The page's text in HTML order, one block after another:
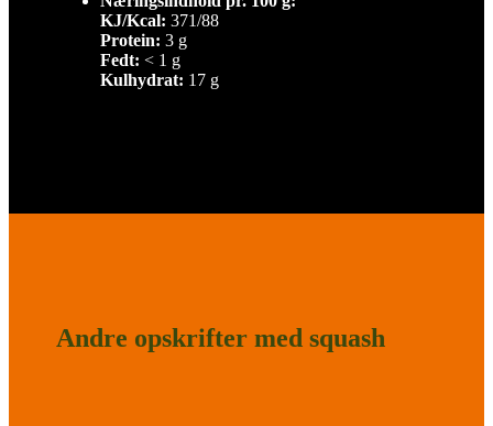
KJ/Kcal: 371/88
Protein: 3 g
Fedt: < 1 g
Kulhydrat: 17 g
Andre opskrifter med squash